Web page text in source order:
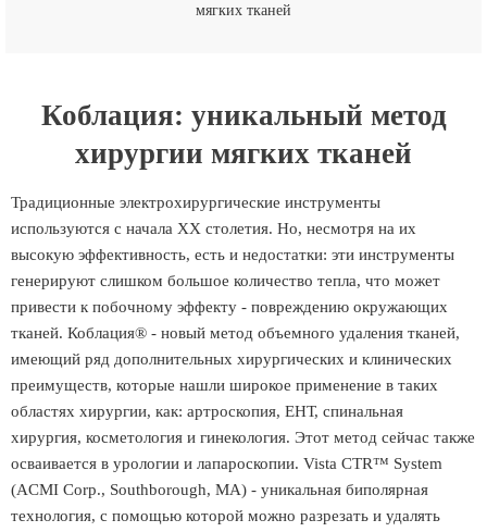
мягких тканей
Коблация: уникальный метод
хирургии мягких тканей
Традиционные электрохирургические инструменты
используются с начала XX столетия. Но, несмотря на их
высокую эффективность, есть и недостатки: эти инструменты
генерируют слишком большое количество тепла, что может
привести к побочному эффекту - повреждению окружающих
тканей. Коблация® - новый метод объемного удаления тканей,
имеющий ряд дополнительных хирургических и клинических
преимуществ, которые нашли широкое применение в таких
областях хирургии, как: артроскопия, ЕНТ, спинальная
хирургия, косметология и гинекология. Этот метод сейчас также
осваивается в урологии и лапароскопии. Vista CTR™ System
(ACMI Corp., Southborough, MA) - уникальная биполярная
технология, с помощью которой можно разрезать и удалять